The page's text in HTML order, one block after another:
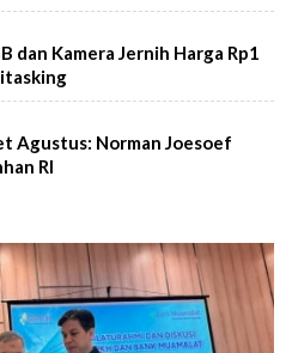
dan Kamera Jernih Harga Rp1
Agustus: Norman Joesoef
RI